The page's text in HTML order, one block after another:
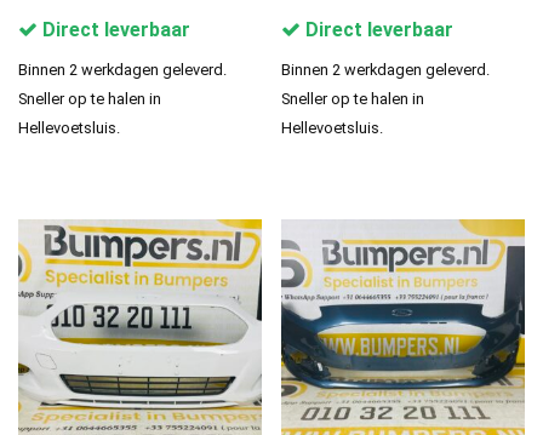
Direct leverbaar
Binnen 2 werkdagen geleverd.
Sneller op te halen in
Hellevoetsluis.
Direct leverbaar
Binnen 2 werkdagen geleverd.
Sneller op te halen in
Hellevoetsluis.